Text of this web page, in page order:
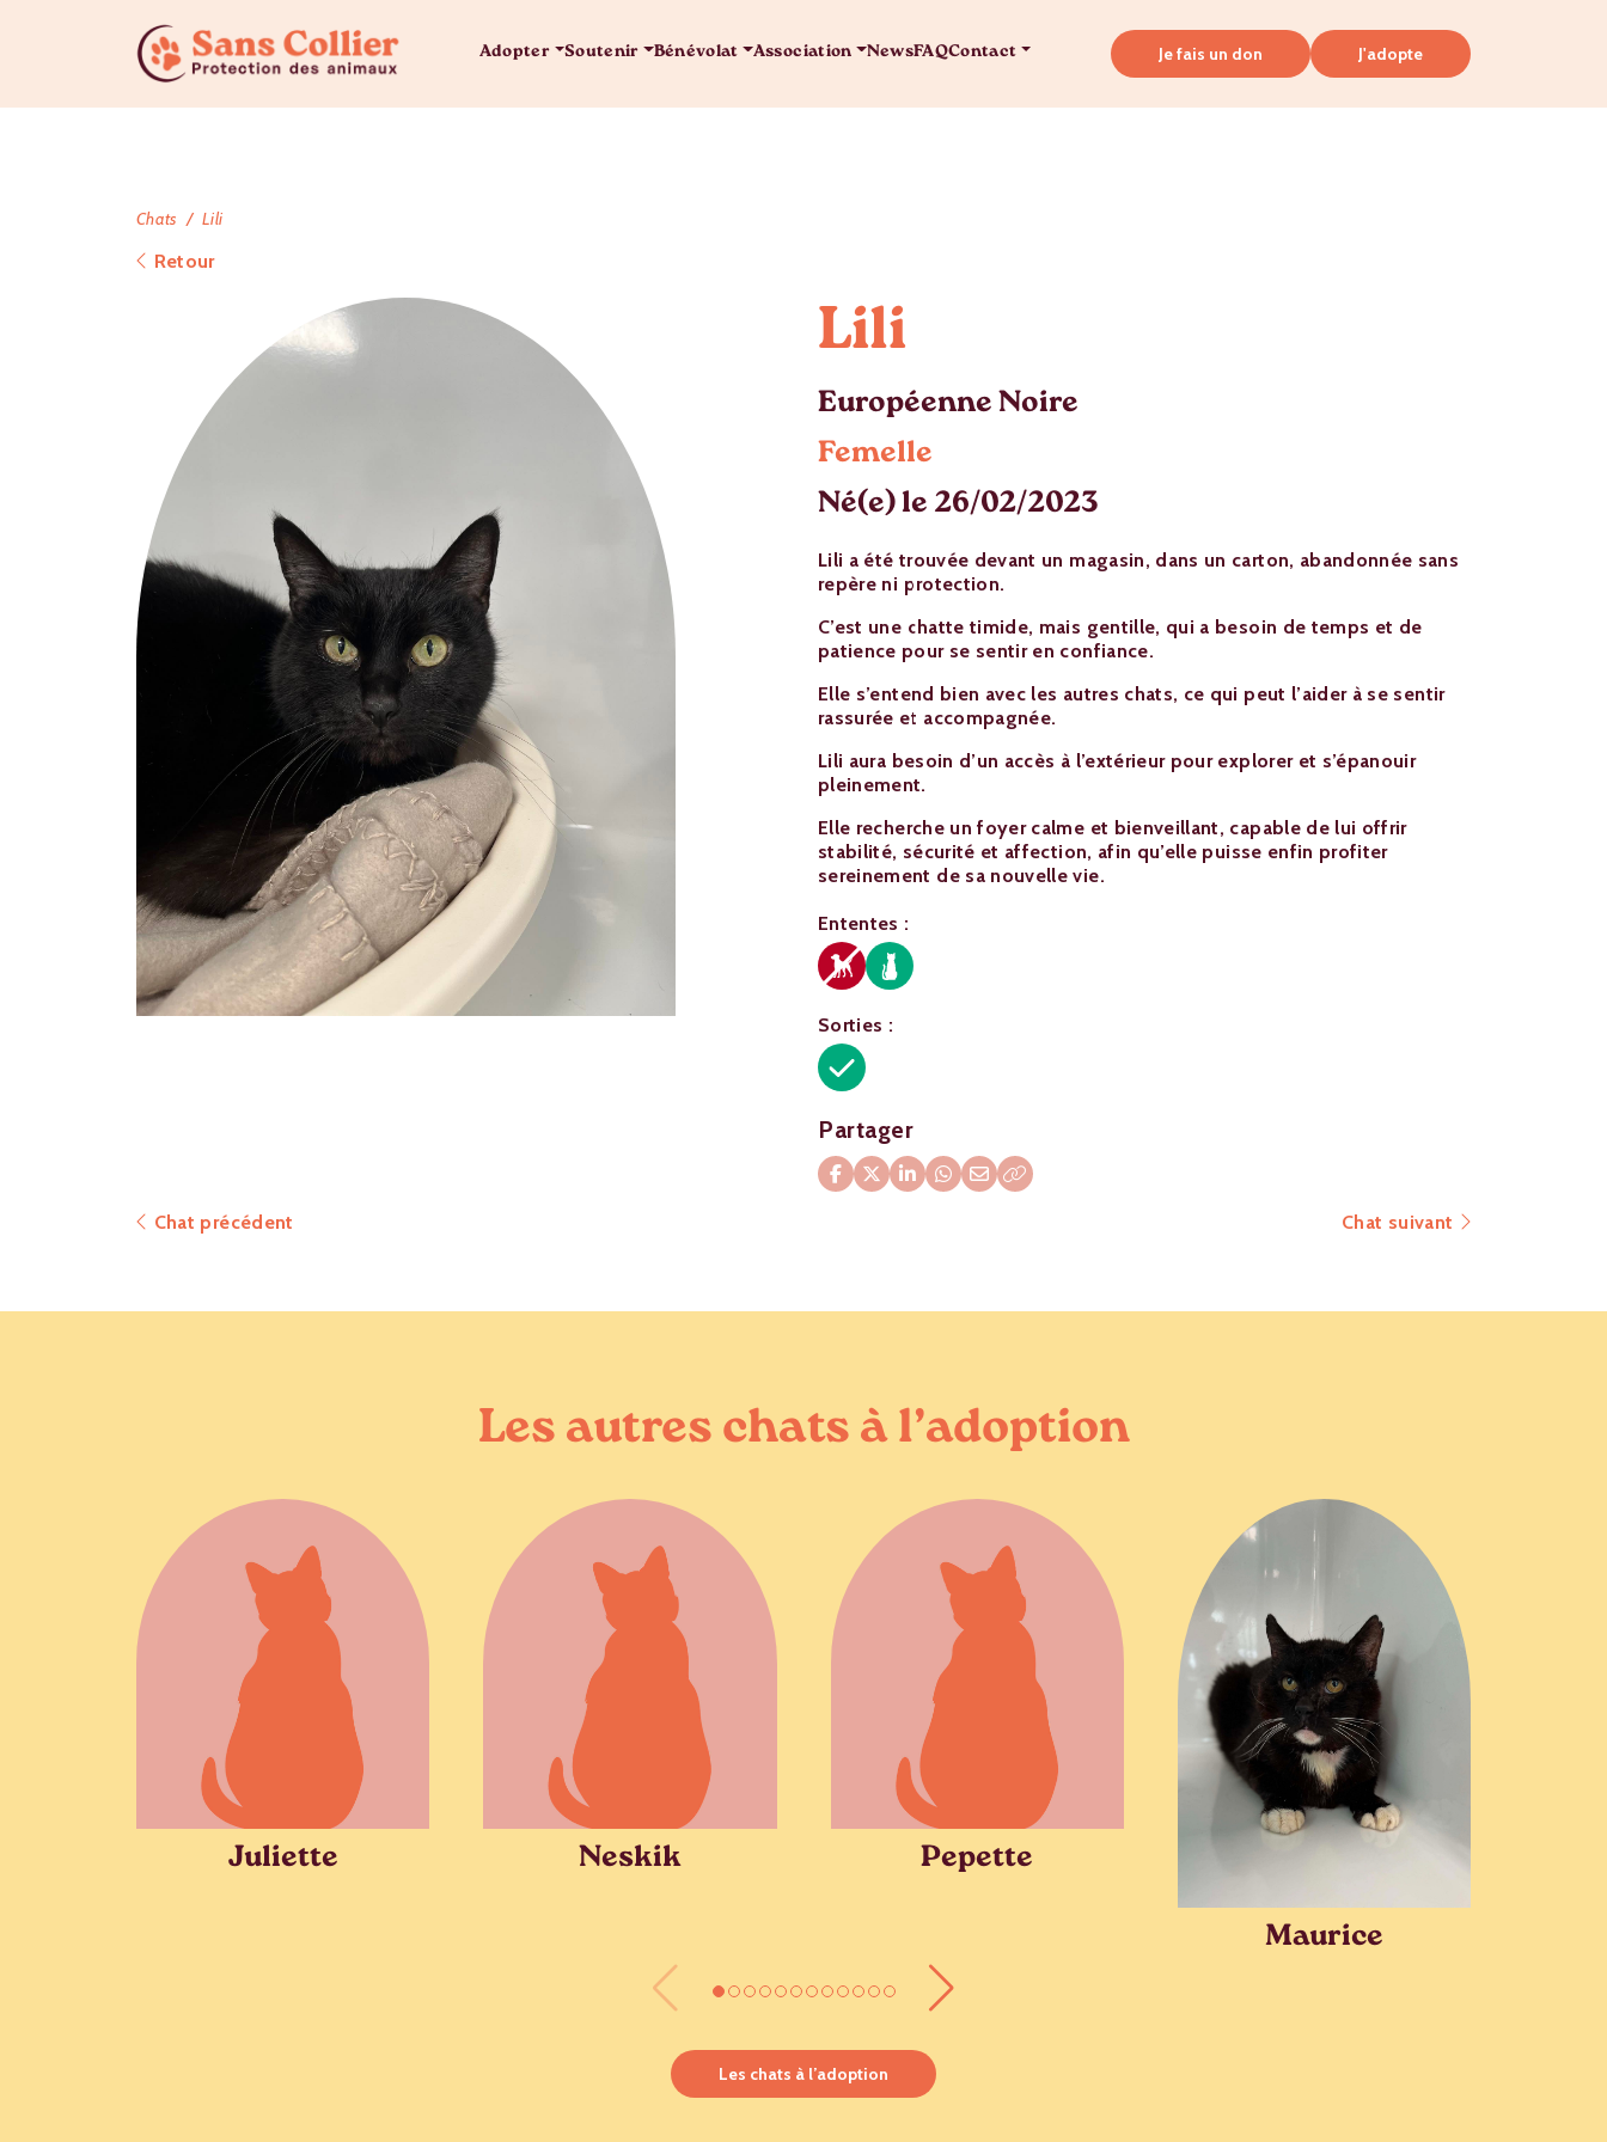
Adopter Soutenir Bénévolat Association NewsFAQContact Je fais un don J'adopte
Chats Lili
Retour
Lili
Européenne Noire
Femelle
Né(e) le 26/02/2023
Lili a été trouvée devant un magasin, dans un carton, abandonnée sans
repère ni protection.
C’est une chatte timide, mais gentille, qui a besoin de temps et de
patience pour se sentir en confiance.
Elle s’entend bien avec les autres chats, ce qui peut l’aider à se sentir
rassurée et accompagnée.
Lili aura besoin d’un accès à l’extérieur pour explorer et s’épanouir
pleinement.
Elle recherche un foyer calme et bienveillant, capable de lui offrir
stabilité, sécurité et affection, afin qu’elle puisse enfin profiter
sereinement de sa nouvelle vie.
Ententes :
Sorties :
Partager
Chat précédent Chat suivant
Les autres chats à l’adoption
Juliette Neskik
Pepette
Maurice
Les chats à l’adoption